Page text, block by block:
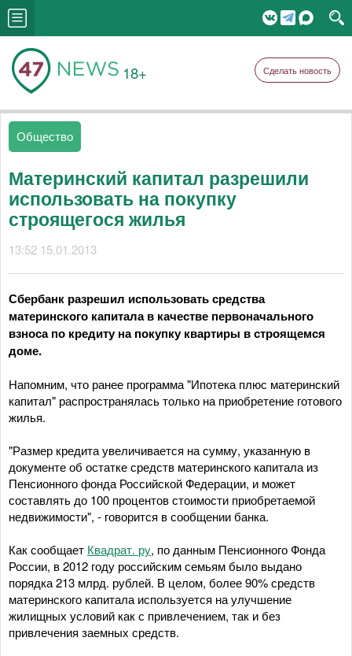
18+ Сделать новость
Общество
Материнский капитал разрешили
использовать на покупку
строящегося жилья
13:52 15.01.2013
Сбербанк разрешил использовать средства
материнского капитала в качестве первоначального
взноса по кредиту на покупку квартиры в строящемся
доме.
Напомним, что ранее программа "Ипотека плюс материнский
капитал" распространялась только на приобретение готового
жилья.
"Размер кредита увеличивается на сумму, указанную в
документе об остатке средств материнского капитала из
Пенсионного фонда Российской Федерации, и может
составлять до 100 процентов стоимости приобретаемой
недвижимости", - говорится в сообщении банка.
Как сообщает Квадрат. ру, по данным Пенсионного Фонда
России, в 2012 году российским семьям было выдано
порядка 213 млрд. рублей. В целом, более 90% средств
материнского капитала используется на улучшение
жилищных условий как с привлечением, так и без
привлечения заемных средств.